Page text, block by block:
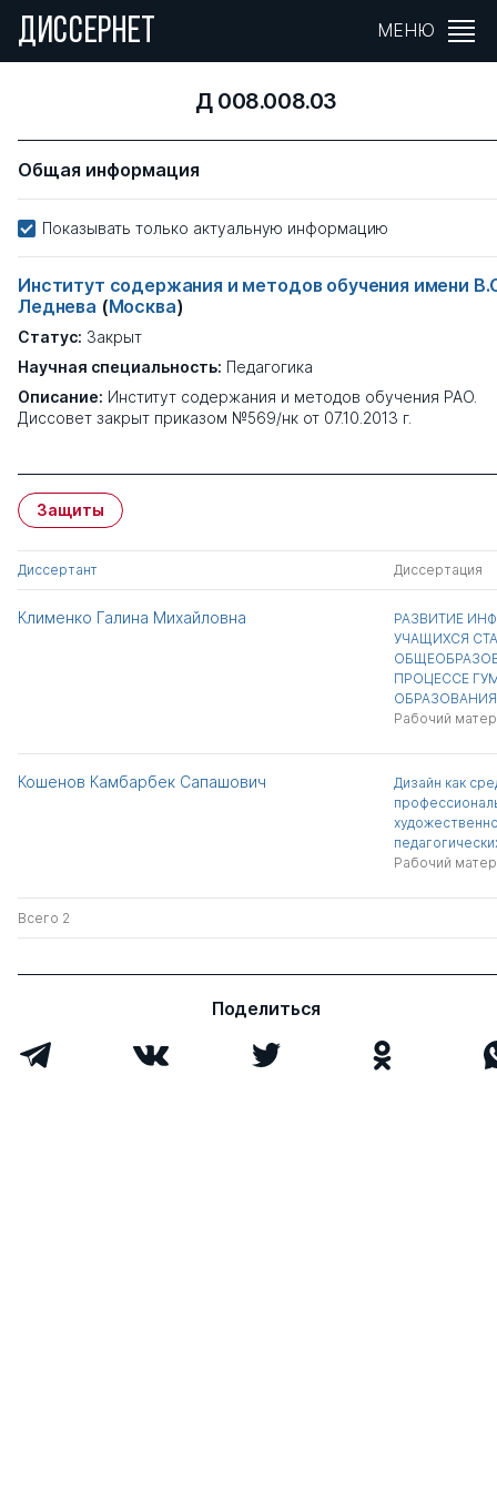
ДИССЕРНЕТ МЕНЮ
Д 008.008.03
Общая информация
Показывать только актуальную информацию
Институт содержания и методов обучения имени
Леднева (Москва)
Статус: Закрыт
Научная специальность: Педагогика
Описание: Институт содержания и методов обучения РАО.
Диссовет закрыт приказом №569/нк от 07.10.2013 г.
Защиты
Диссертант Диссертация
Клименко Галина Михайловна
РАЗВИТИЕ
УЧАЩИХСЯ
ПРОЦЕССЕ
ОБРАЗОВАНИЯ
Рабочий
Кошенов Камбарбек Сапашович
Дизайн как
Рабочий
Всего 2
Поделиться